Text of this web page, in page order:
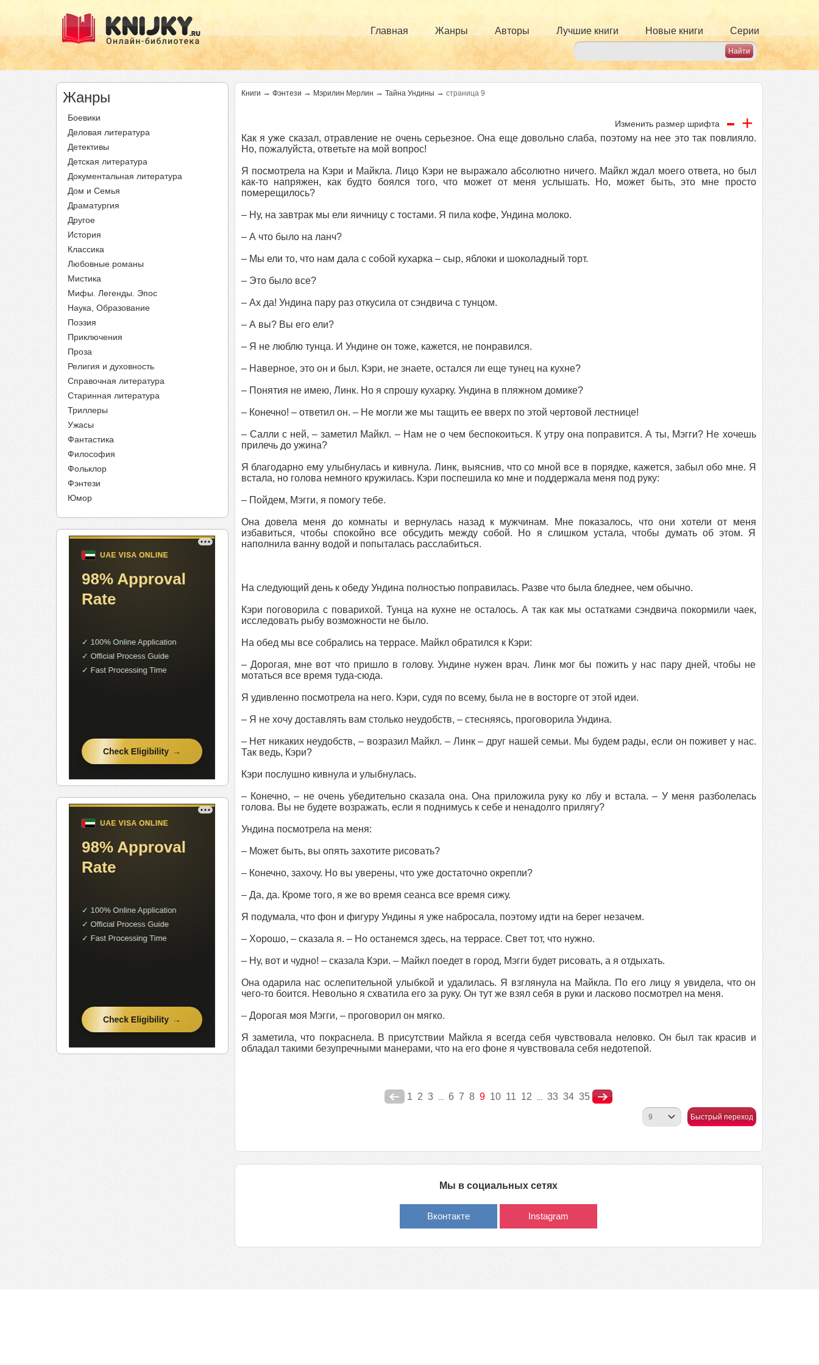
Главная Жанры Авторы Лучшие книги Новые книги Серии
Жанры
Боевики
Деловая литература
Детективы
Детская литература
Документальная литература
Дом и Семья
Драматургия
Другое
История
Классика
Любовные романы
Мистика
Мифы. Легенды. Эпос
Наука, Образование
Поэзия
Приключения
Проза
Религия и духовность
Справочная литература
Старинная литература
Триллеры
Ужасы
Фантастика
Философия
Фольклор
Фэнтези
Юмор
Книги → Фэнтези → Мэрилин Мерлин → Тайна Ундины → страница 9
Изменить размер шрифта - +
Как я уже сказал, отравление не очень серьезное. Она еще довольно слаба, поэтому на нее это так повлияло.
Но, пожалуйста, ответьте на мой вопрос!
Я посмотрела на Кэри и Майкла. Лицо Кэри не выражало абсолютно ничего. Майкл ждал моего ответа, но был
как-то напряжен, как будто боялся того, что может от меня услышать. Но, может быть, это мне просто
померещилось?
– Ну, на завтрак мы ели яичницу с тостами. Я пила кофе, Ундина молоко.
– А что было на ланч?
– Мы ели то, что нам дала с собой кухарка – сыр, яблоки и шоколадный торт.
– Это было все?
– Ах да! Ундина пару раз откусила от сэндвича с тунцом.
– А вы? Вы его ели?
– Я не люблю тунца. И Ундине он тоже, кажется, не понравился.
– Наверное, это он и был. Кэри, не знаете, остался ли еще тунец на кухне?
– Понятия не имею, Линк. Но я спрошу кухарку. Ундина в пляжном домике?
– Конечно! – ответил он. – Не могли же мы тащить ее вверх по этой чертовой лестнице!
– Салли с ней, – заметил Майкл. – Нам не о чем беспокоиться. К утру она поправится. А ты, Мэгги? Не хочешь
прилечь до ужина?
Я благодарно ему улыбнулась и кивнула. Линк, выяснив, что со мной все в порядке, кажется, забыл обо мне. Я
встала, но голова немного кружилась. Кэри поспешила ко мне и поддержала меня под руку:
– Пойдем, Мэгги, я помогу тебе.
Она довела меня до комнаты и вернулась назад к мужчинам. Мне показалось, что они хотели от меня
избавиться, чтобы спокойно все обсудить между собой. Но я слишком устала, чтобы думать об этом. Я
наполнила ванну водой и попыталась расслабиться.
На следующий день к обеду Ундина полностью поправилась. Разве что была бледнее, чем обычно.
Кэри поговорила с поварихой. Тунца на кухне не осталось. А так как мы остатками сэндвича покормили чаек,
исследовать рыбу возможности не было.
На обед мы все собрались на террасе. Майкл обратился к Кэри:
– Дорогая, мне вот что пришло в голову. Ундине нужен врач. Линк мог бы пожить у нас пару дней, чтобы не
мотаться все время туда-сюда.
Я удивленно посмотрела на него. Кэри, судя по всему, была не в восторге от этой идеи.
– Я не хочу доставлять вам столько неудобств, – стесняясь, проговорила Ундина.
– Нет никаких неудобств, – возразил Майкл. – Линк – друг нашей семьи. Мы будем рады, если он поживет у нас.
Так ведь, Кэри?
Кэри послушно кивнула и улыбнулась.
– Конечно, – не очень убедительно сказала она. Она приложила руку ко лбу и встала. – У меня разболелась
голова. Вы не будете возражать, если я поднимусь к себе и ненадолго прилягу?
Ундина посмотрела на меня:
– Может быть, вы опять захотите рисовать?
– Конечно, захочу. Но вы уверены, что уже достаточно окрепли?
– Да, да. Кроме того, я же во время сеанса все время сижу.
Я подумала, что фон и фигуру Ундины я уже набросала, поэтому идти на берег незачем.
– Хорошо, – сказала я. – Но останемся здесь, на террасе. Свет тот, что нужно.
– Ну, вот и чудно! – сказала Кэри. – Майкл поедет в город, Мэгги будет рисовать, а я отдыхать.
Она одарила нас ослепительной улыбкой и удалилась. Я взглянула на Майкла. По его лицу я увидела, что он
чего-то боится. Невольно я схватила его за руку. Он тут же взял себя в руки и ласково посмотрел на меня.
– Дорогая моя Мэгги, – проговорил он мягко.
Я заметила, что покраснела. В присутствии Майкла я всегда себя чувствовала неловко. Он был так красив и
обладал такими безупречными манерами, что на его фоне я чувствовала себя недотепой.
1 2 3 ... 6 7 8 9 10 11 12 ... 33 34 35
Быстрый переход
Мы в социальных сетях
Вконтакте Instagram